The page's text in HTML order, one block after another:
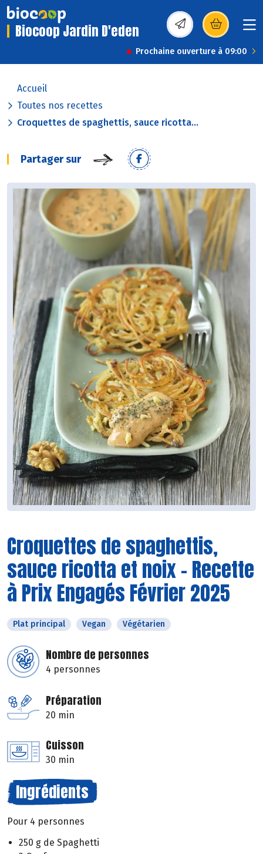
Biocoop Jardin D'eden (s’ouvre dans une
Prochaine ouverture à 09:00
Accueil
Toutes nos recettes
Croquettes de spaghettis, sauce ricotta...
Partager sur
Croquettes de spaghettis,
sauce ricotta et noix - Recette
à Prix Engagés Février 2025
Plat principal Vegan Végétarien
Nombre de personnes
4 personnes
Préparation
20 min
Cuisson
30 min
Ingrédients
Pour 4 personnes
250 g de Spaghetti